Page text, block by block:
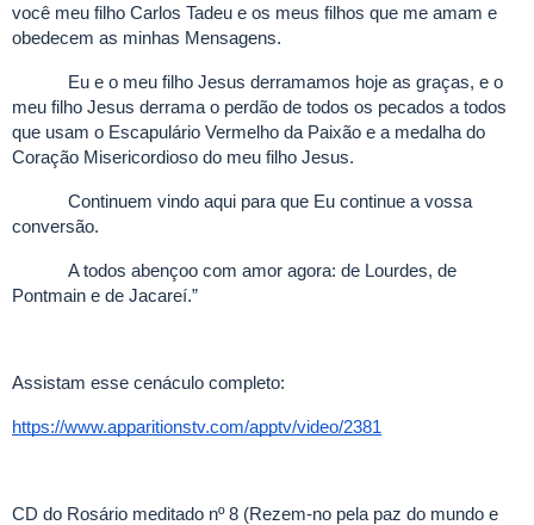
você meu filho Carlos Tadeu e os meus filhos que me amam e
obedecem as minhas Mensagens.
Eu e o meu filho Jesus derramamos hoje as graças, e o
meu filho Jesus derrama o perdão de todos os pecados a todos
que usam o Escapulário Vermelho da Paixão e a medalha do
Coração Misericordioso do meu filho Jesus.
Continuem vindo aqui para que Eu continue a vossa
conversão.
A todos abençoo com amor agora: de Lourdes, de
Pontmain e de Jacareí.”
Assistam esse cenáculo completo:
https://www.apparitionstv.com/apptv/video/2381
CD do Rosário meditado nº 8 (Rezem-no pela paz do mundo e